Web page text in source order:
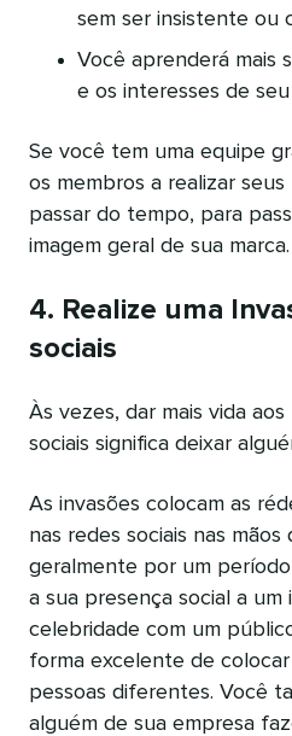
sem ser insistente ou
Você aprenderá mais
e os interesses de
Se você tem uma equipe
os membros a realizar
passar do tempo, para
imagem geral de sua marca.
4. Realize uma
sociais
Às vezes, dar mais vida
sociais significa deixar
As invasões colocam as
nas redes sociais nas
geralmente por um
a sua presença social a um
celebridade com um
forma excelente de
pessoas diferentes. Você
alguém de sua empresa